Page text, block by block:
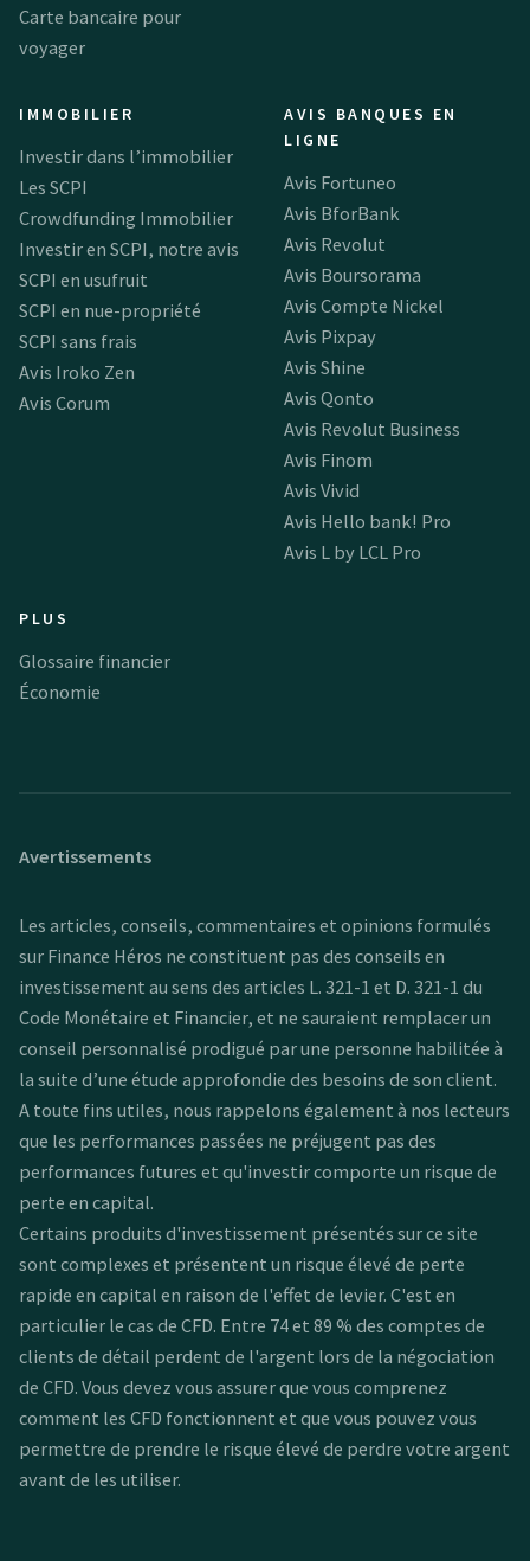
Carte bancaire pour
voyager
IMMOBILIER
Investir dans l’immobilier
Les SCPI
Crowdfunding Immobilier
Investir en SCPI, notre avis
SCPI en usufruit
SCPI en nue-propriété
SCPI sans frais
Avis Iroko Zen
Avis Corum
AVIS BANQUES EN
LIGNE
Avis Fortuneo
Avis BforBank
Avis Revolut
Avis Boursorama
Avis Compte Nickel
Avis Pixpay
Avis Shine
Avis Qonto
Avis Revolut Business
Avis Finom
Avis Vivid
Avis Hello bank! Pro
Avis L by LCL Pro
PLUS
Glossaire financier
Économie
Avertissements
Les articles, conseils, commentaires et opinions formulés
sur Finance Héros ne constituent pas des conseils en
investissement au sens des articles L. 321-1 et D. 321-1 du
Code Monétaire et Financier, et ne sauraient remplacer un
conseil personnalisé prodigué par une personne habilitée à
la suite d’une étude approfondie des besoins de son client.
A toute fins utiles, nous rappelons également à nos lecteurs
que les performances passées ne préjugent pas des
performances futures et qu'investir comporte un risque de
perte en capital.
Certains produits d'investissement présentés sur ce site
sont complexes et présentent un risque élevé de perte
rapide en capital en raison de l'effet de levier. C'est en
particulier le cas de CFD. Entre 74 et 89 % des comptes de
clients de détail perdent de l'argent lors de la négociation
de CFD. Vous devez vous assurer que vous comprenez
comment les CFD fonctionnent et que vous pouvez vous
permettre de prendre le risque élevé de perdre votre argent
avant de les utiliser.